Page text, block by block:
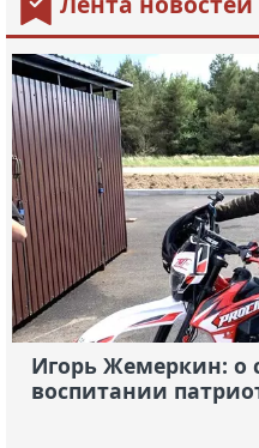
Игорь Жемеркин: о
воспитании